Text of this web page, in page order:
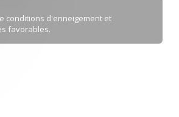
conditions d'enneigement et
favorables.